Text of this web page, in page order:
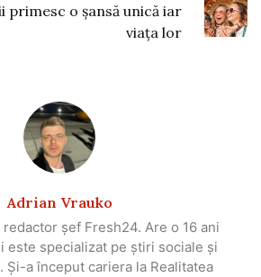
primesc o șansă unică iar
viața lor
Adrian Vrauko
șef Fresh24. Are o 16 ani
este specializat pe știri sociale și
Și-a început cariera la Realitatea